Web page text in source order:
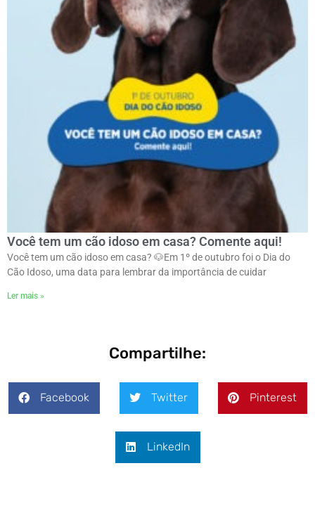
Você tem um cão idoso em casa? Comente aqui!
Você tem um cão idoso em casa? 🐶ㅤEm 1º de outubro foi o Dia do
Cão Idoso, uma data para lembrar da importância de cuidar
Ler mais »
Compartilhe:
Facebook Twitter Pinterest
LinkedIn